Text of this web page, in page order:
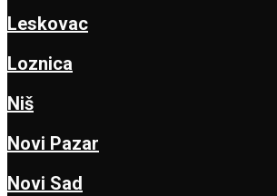
Leskovac
Loznica
Niš
Novi Pazar
Novi Sad